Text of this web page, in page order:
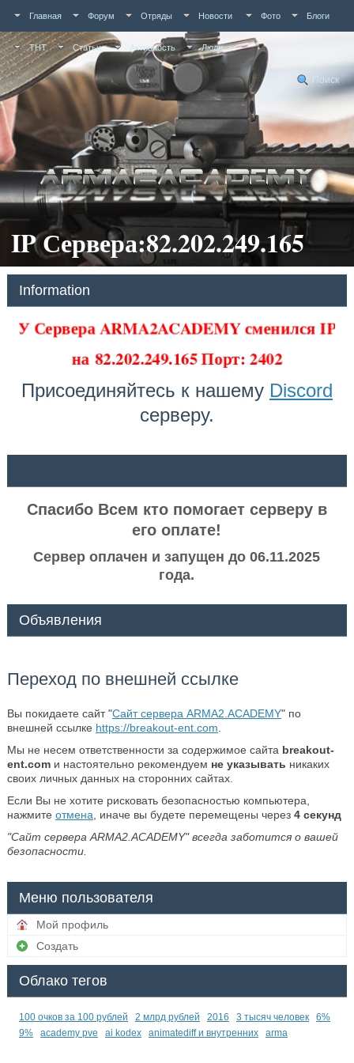
Главная Форум Отряды Новости Фото Блоги
ТНТ Статьи Активность Люди
Поиск
IP Сервера:82.202.249.165
Information
У Сервера ARMA2ACADEMY сменился IP
на 82.202.249.165 Порт: 2402
Присоединяйтесь к нашему Discord
серверу.
Спасибо Всем кто помогает серверу в
его оплате!
Сервер оплачен и запущен до 06.11.2025
года.
Объявления
Переход по внешней ссылке
Вы покидаете сайт "Сайт сервера ARMA2.ACADEMY" по
внешней ссылке https://breakout-ent.com
Мы не несем ответственности за содержимое сайта breakout-
ent.comи настоятельно рекомендуем не указывать никаких
своих личных данных на сторонних сайтах.
Если Вы не хотите рисковать безопасностью компьютера,
нажмите отмена , иначе вы будете перемещены через 4секунд
"Сайт сервера ARMA2.ACADEMY" всегда заботится о вашей
безопасности.
Меню пользователя
Мой профиль
Создать
Облако тегов
100 очков за 100 рублей 2 млрд рублей 2016 3 тысяч человек
6%
9%
academy pve ai kodex animatediff и внутренних arma